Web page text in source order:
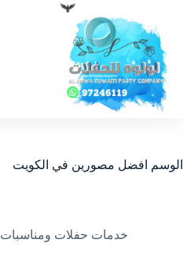
المحتوى
الوسم افضل مصورين في الكويت
خدمات حفلات ومناسبات